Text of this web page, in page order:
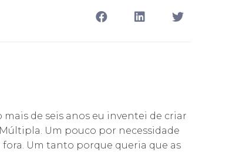
de seis anos eu inventei de criar
Um pouco por necessidade
Um tanto porque queria que as